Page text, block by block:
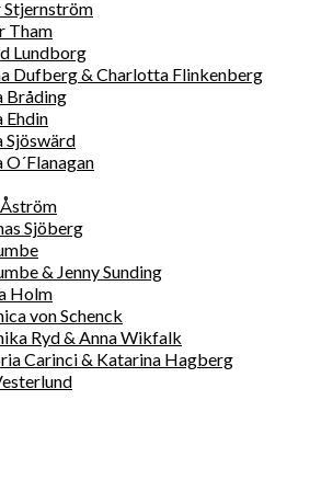
Stjernström
Tham
Lundborg
Dufberg & Charlotta Flinkenberg
Bråding
Ehdin
Sjöswärd
O´Flanagan
Sjöberg
& Jenny Sunding
Holm
von Schenck
Ryd & Anna Wikfalk
Carinci & Katarina Hagberg